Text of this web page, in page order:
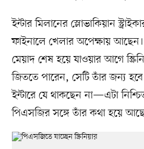
ইন্টার মিলানের স্লোভাকিয়ান
ফাইনালে খেলার অপেক্ষায় আছেন।
মেয়াদ শেষ হয়ে যাওয়ার আগে
জিততে পারেন, সেটি তাঁর জন্য
ইন্টারে যে থাকছেন না—এটা
পিএসজির সঙ্গে তাঁর কথা হয়ে